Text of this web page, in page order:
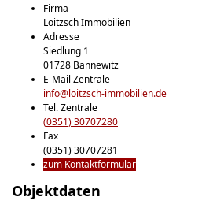
Firma
Loitzsch Immobilien
Adresse
Siedlung 1
01728 Bannewitz
E-Mail Zentrale
info@loitzsch-immobilien.de
Tel. Zentrale
(0351) 30707280
Fax
(0351) 30707281
zum Kontaktformular
Objektdaten